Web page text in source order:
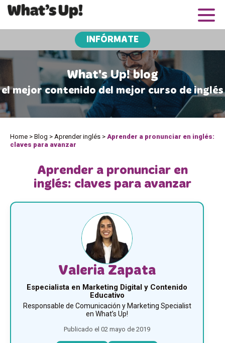
INFÓRMATE
What's Up! blog
el mejor contenido del mejor curso de inglés
Home > Blog > Aprender inglés > Aprender a pronunciar en inglés:
claves para avanzar
Aprender a pronunciar en
inglés: claves para avanzar
Valeria Zapata
Especialista en Marketing Digital y Contenido
Educativo
Responsable de Comunicación y Marketing Specialist
en What’s Up!
Publicado el 02 mayo de 2019